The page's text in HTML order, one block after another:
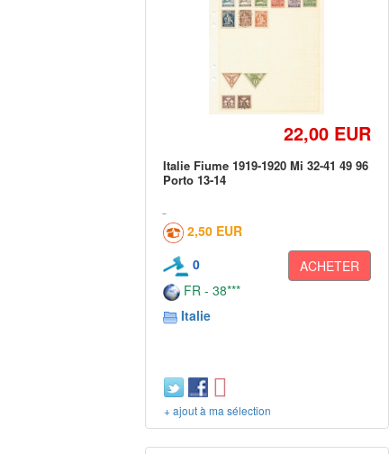
22,00 EUR
Italie Fiume 1919-1920 Mi 32-41 49 96
Porto 13-14
2,50 EUR
0
ACHETER
FR - 38***
Italie
+ ajout à ma sélection